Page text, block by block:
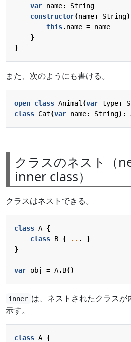
var name:
String
constructor(name: String
this.name = name
}
}
また、次のようにも書ける。
open class Animal (var type:
class Cat(var name: String):
クラスのネスト（
inner class）
クラスはネストできる。
class A {
class B { .. .
}
}
var obj = A.B()
inner は、ネストされたクラスが
示す。
class A {